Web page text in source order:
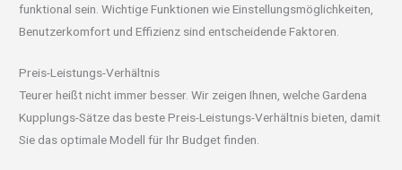
funktional sein. Wichtige Funktionen wie Einstellungsmöglichkeiten,
Benutzerkomfort und Effizienz sind entscheidende Faktoren.
Preis-Leistungs-Verhältnis
Teurer heißt nicht immer besser. Wir zeigen Ihnen, welche Gardena
Kupplungs-Sätze das beste Preis-Leistungs-Verhältnis bieten, damit
Sie das optimale Modell für Ihr Budget finden.